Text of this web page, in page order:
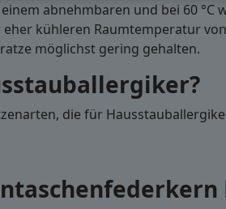
abnehmbaren und bei 60
kühleren Raumtemperatur
möglichst gering gehalten.
die für